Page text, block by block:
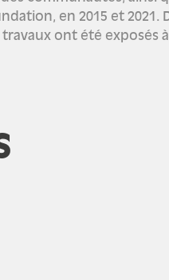
en 2015 et
ont été